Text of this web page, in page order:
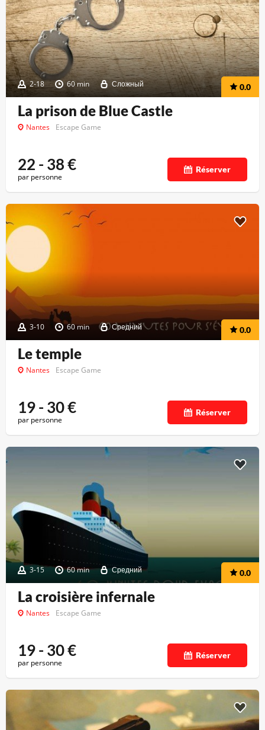
2-18 60 min Сложный 0.0
La prison de Blue Castle
Nantes Escape Game
22 - 38€
par personne
Réserver
3-10 60 min Средний 0.0
Le temple
Nantes Escape Game
19 - 30€
par personne
Réserver
3-15 60 min Средний 0.0
La croisière infernale
Nantes Escape Game
19 - 30€
par personne
Réserver